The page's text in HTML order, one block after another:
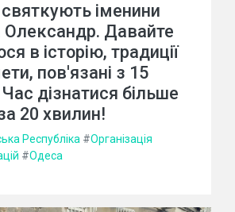
святкують іменини
Олександр. Давайте
в історію, традиції
пов'язані з 15
дізнатися більше
20 хвилин!
Республіка #Організація
#Одеса